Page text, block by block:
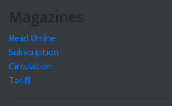
Magazines
Read Online
Subscription
Circulation
Tariff